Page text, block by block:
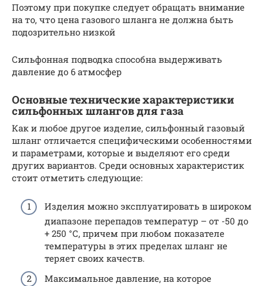
Поэтому при покупке следует обращать внимание
на то, что цена газового шланга не должна быть
подозрительно низкой
Сильфонная подводка способна выдерживать
давление до 6 атмосфер
Основные технические характеристики
сильфонных шлангов для газа
Как и любое другое изделие, сильфонный газовый
шланг отличается специфическими особенностями
и параметрами, которые и выделяют его среди
других вариантов. Среди основных характеристик
стоит отметить следующие:
Изделия можно эксплуатировать в широком
диапазоне перепадов температур – от -50 до
+ 250 °С, причем при любом показателе
температуры в этих пределах шланг не
теряет своих качеств.
Максимальное давление, на которое